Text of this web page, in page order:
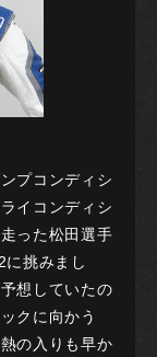
プコンディシ
イコンディシ
った松田選手
挑みまし
想していたの
クに向かう
の入りも早か